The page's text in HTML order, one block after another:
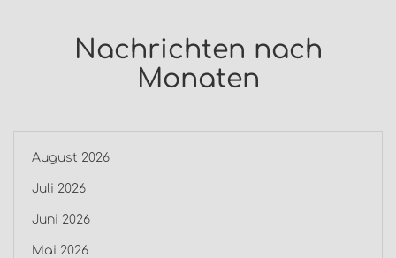
Nachrichten nach
Monaten
August 2026
Juli 2026
Juni 2026
Mai 2026